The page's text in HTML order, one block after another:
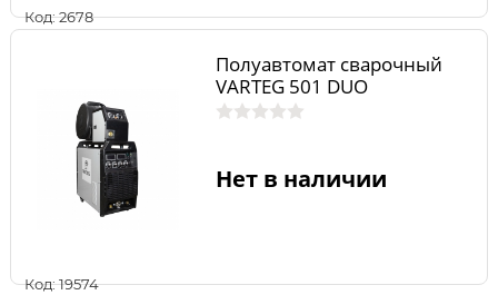
Код: 2678
Код: 19574
Полуавтомат сварочный
VARTEG 501 DUO
Нет в наличии